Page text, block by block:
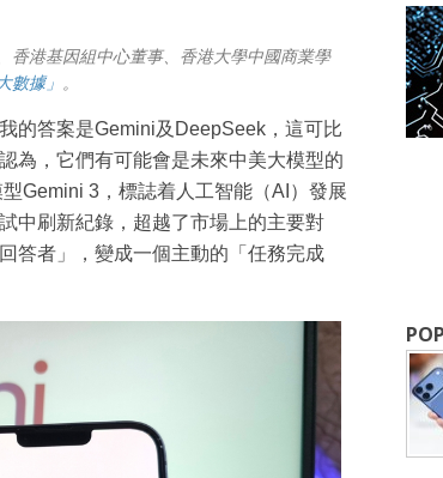
香港基因組中心董事、香港大學中國商業學
數據」 。
的答案是Gemini及DeepSeek，這可比
為，它們有可能會是未來中美大模型的
Gemini 3，標誌着人工智能（AI）發展
中刷新紀錄，超越了市場上的主要對
答者」，變成一個主動的「任務完成
最新資訊（附創業懶人包），直達